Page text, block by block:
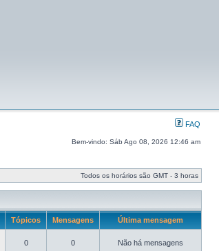
FAQ
Bem-vindo: Sáb Ago 08, 2026 12:46 am
Todos os horários são GMT - 3 horas
Tópicos Mensagens Última mensagem
0 0 Não há mensagens